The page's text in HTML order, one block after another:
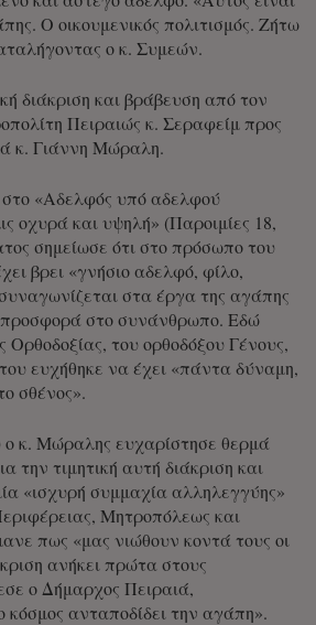
Ο οικουμενικός πολιτισμός. Ζήτω
ο κ. Συμεών.
διάκριση και βράβευση από τον
Πειραιώς κ. Σεραφείμ προς
κ. Γιάννη Μώραλη.
«Αδελφός υπό αδελφού
οχυρά και υψηλή» (Παροιμίες 18,
σημείωσε ότι στο πρόσωπο του
βρει «γνήσιο αδελφό, φίλο,
στα έργα της αγάπης
προσφορά στο συνάνθρωπο. Εδώ
Ορθοδοξίας, του ορθοδόξου Γένους,
ευχήθηκε να έχει «πάντα δύναμη,
σθένος».
κ. Μώραλης ευχαρίστησε θερμά
την τιμητική αυτή διάκριση και
«ισχυρή συμμαχία αλληλεγγύης»
Μητροπόλεως και
πως «μας νιώθουν κοντά τους οι
ανήκει πρώτα στους
ο Δήμαρχος Πειραιά,
ανταποδίδει την αγάπη».